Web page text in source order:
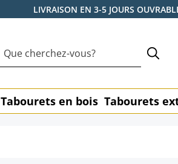
LIVRAISON EN 3-5 JOURS
Tabourets en bois Tabourets